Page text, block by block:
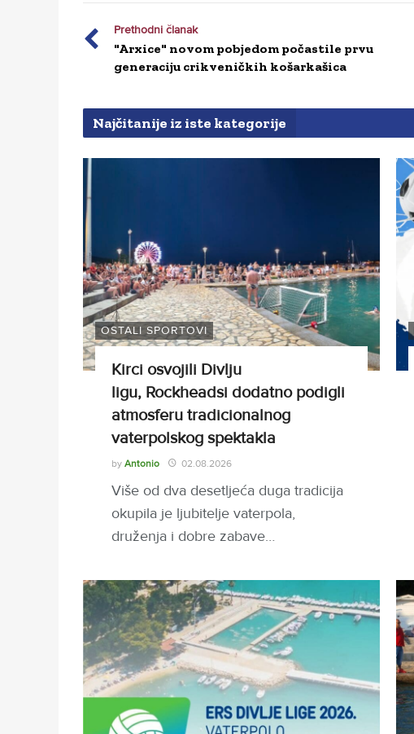
Prethodni članak
"Arxice" novom pobjedom počastile prvu
generaciju crikveničkih košarkašica
Najčitanije iz iste kategorije
OSTALI SPORTOVI
Kirci osvojili Divlju
ligu, Rockheadsi dodatno podigli
atmosferu tradicionalnog
vaterpolskog spektakla
by Antonio 02.08.2026
Više od dva desetljeća duga tradicija
okupila je ljubitelje vaterpola,
druženja i dobre zabave…